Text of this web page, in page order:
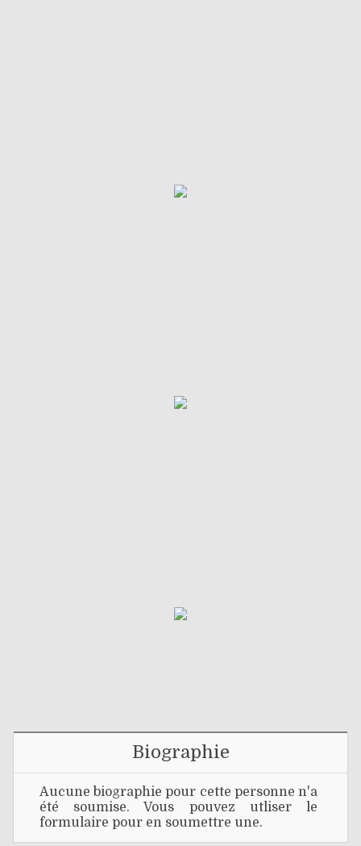
Biographie
Aucune biographie pour cette personne n'a
été soumise. Vous pouvez utliser le
formulaire pour en soumettre une.